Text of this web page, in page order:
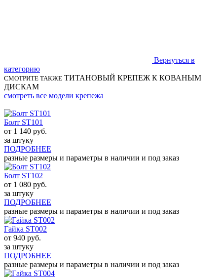
Вернуться в
категорию
СМОТРИТЕ ТАКЖЕ ТИТАНОВЫЙ КРЕПЕЖ К КОВАНЫМ
ДИСКАМ
смотреть все модели крепежа
Болт ST101
от 1 140 руб.
за штуку
ПОДРОБНЕЕ
разные размеры и параметры в наличии и под заказ
Болт ST102
от 1 080 руб.
за штуку
ПОДРОБНЕЕ
разные размеры и параметры в наличии и под заказ
Гайка ST002
от 940 руб.
за штуку
ПОДРОБНЕЕ
разные размеры и параметры в наличии и под заказ